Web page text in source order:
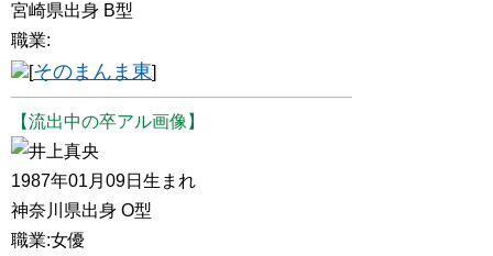
宮崎県出身 B型
職業:
[そのまんま東]
【流出中の卒アル画像】
井上真央
1987年01月09日生まれ
神奈川県出身 O型
職業:女優